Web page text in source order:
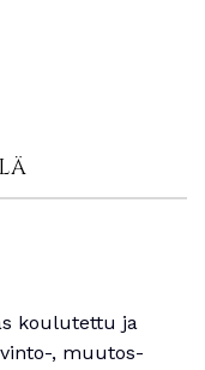
koulutettu ja
, muutos-